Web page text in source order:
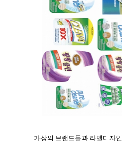
가상의 브랜드들과 라벨디자인